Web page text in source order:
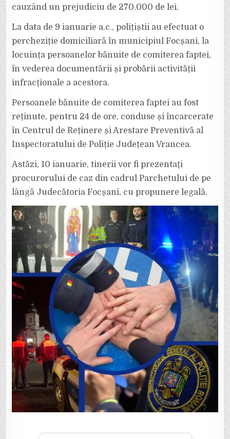
cauzând un prejudiciu de 270.000 de lei.
La data de 9 ianuarie a.c., polițiștii au efectuat o
percheziție domiciliară în municipiul Focșani, la
locuința persoanelor bănuite de comiterea faptei,
în vederea documentării și probării activității
infracționale a acestora.
Persoanele bănuite de comiterea faptei au fost
reținute, pentru 24 de ore, conduse și încarcerate
în Centrul de Reținere și Arestare Preventivă al
Inspectoratului de Poliție Județean Vrancea.
Astăzi, 10 ianuarie, tinerii vor fi prezentați
procurorului de caz din cadrul Parchetului de pe
lângă Judecătoria Focșani, cu propunere legală.